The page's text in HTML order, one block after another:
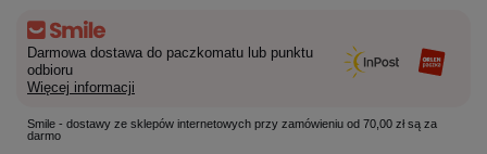
Darmowa dostawa do paczkomatu lub punktu
odbioru
Więcej informacji
Smile - dostawy ze sklepów internetowych przy zamówieniu od 70,00 zł są za
darmo